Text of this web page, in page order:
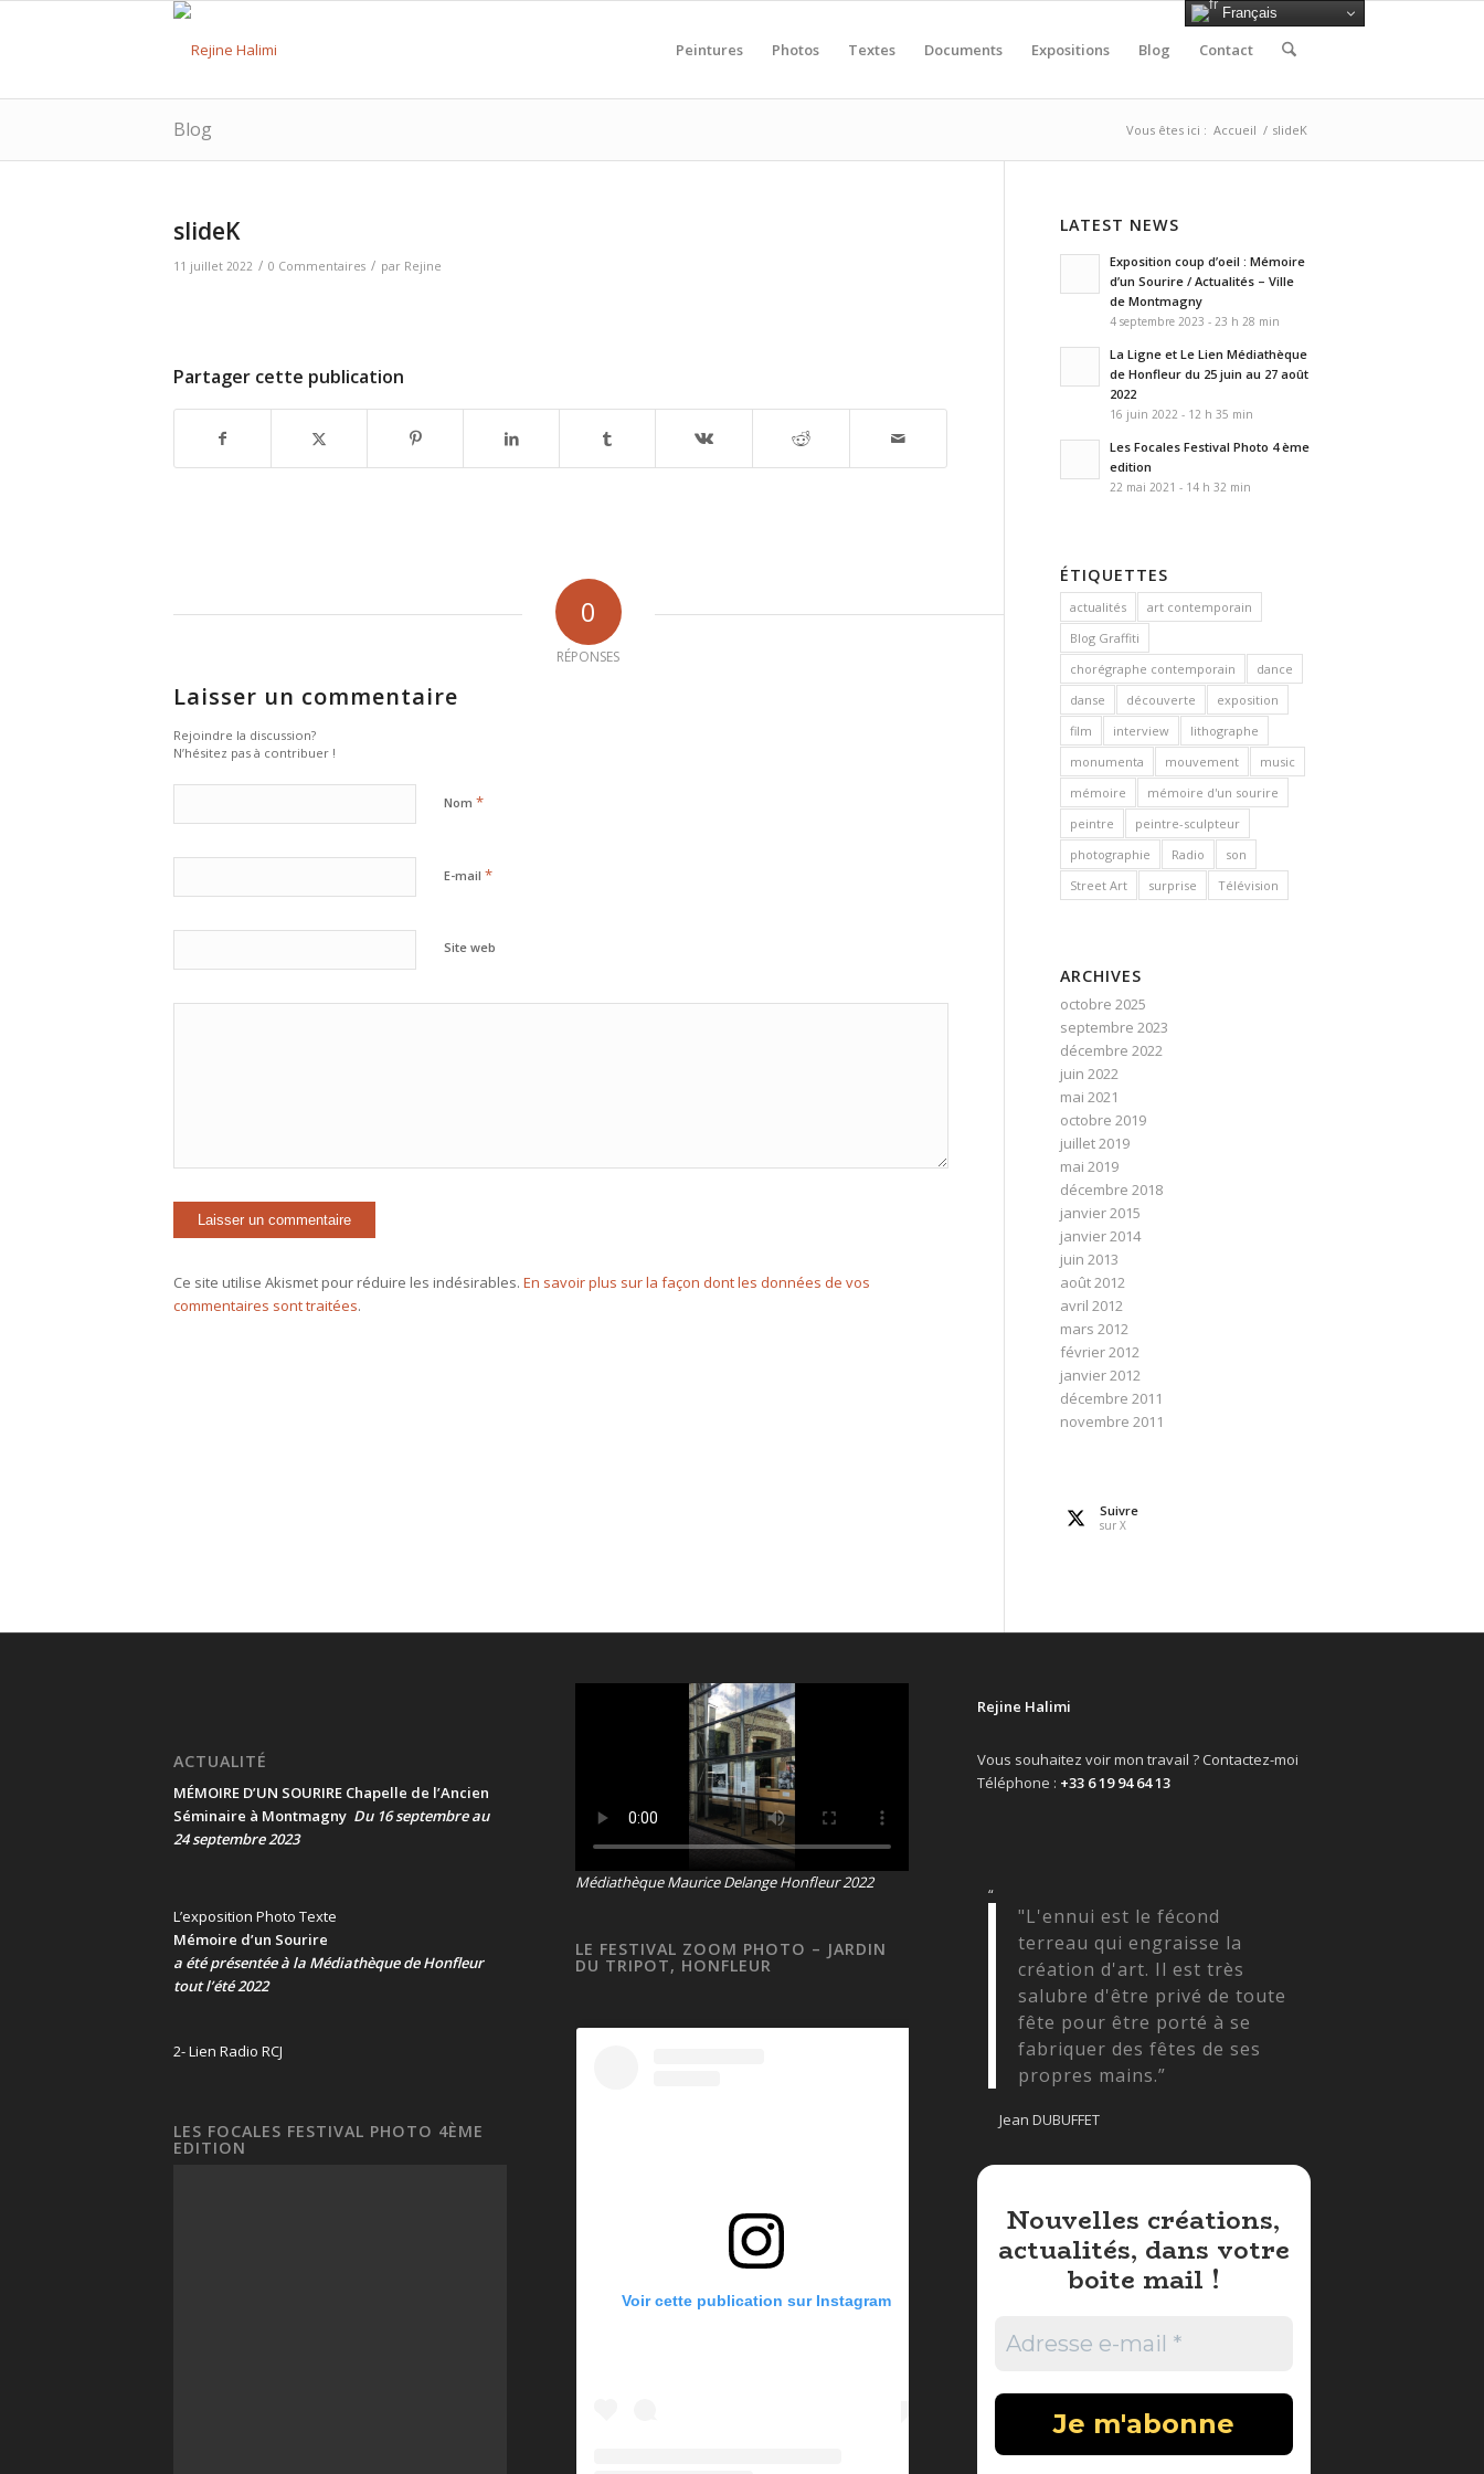
Peintures Photos Textes Documents Expositions Blog Contact
Blog Vous êtes ici : Accueil / slideK
slideK
11 juillet 2022 / 0 Commentaires / par Rejine
Partager cette publication
0
RÉPONSES
Laisser un commentaire
Rejoindre la discussion?
N’hésitez pas à contribuer !
Nom *
E-mail *
Site web
Ce site utilise Akismet pour réduire les indésirables. En savoir plus sur la façon dont les données de vos
commentaires sont traitées.
LATEST NEWS
Exposition coup d’oeil : Mémoire
d’un Sourire / Actualités – Ville
de Montmagny
4 septembre 2023 - 23 h 28 min
La Ligne et Le Lien Médiathèque
de Honfleur du 25 juin au 27 août
2022
16 juin 2022 - 12 h 35 min
Les Focales Festival Photo 4 ème
edition
22 mai 2021 - 14 h 32 min
ÉTIQUETTES
actualités
art contemporain
Blog Graffiti
chorégraphe contemporain
dance
danse
découverte
exposition
film
interview
lithographe
monumenta
mouvement
music
mémoire
mémoire d'un sourire
peintre
peintre-sculpteur
photographie
Radio
son
Street Art
surprise Télévision
ARCHIVES
octobre 2025
septembre 2023
décembre 2022
juin 2022
mai 2021
octobre 2019
juillet 2019
mai 2019
décembre 2018
janvier 2015
janvier 2014
juin 2013
août 2012
avril 2012
mars 2012
février 2012
janvier 2012
décembre 2011
novembre 2011
Suivre
sur X
ACTUALITÉ
MÉMOIRE D’UN SOURIRE Chapelle de l’Ancien
Séminaire à Montmagny Du 16 septembre au
24 septembre 2023
L’exposition Photo Texte
Mémoire d’un Sourire
a été présentéeà la Médiathèque de Honfleur
tout l’été 2022
2- Lien Radio RCJ
LES FOCALES FESTIVAL PHOTO 4ÈME
EDITION
Médiathèque Maurice Delange Honfleur 2022
LE FESTIVAL ZOOM PHOTO – JARDIN
DU TRIPOT, HONFLEUR
Voir cette publication sur Instagram
Rejine Halimi
Vous souhaitez voir mon travail ? Contactez-moi
Téléphone : +33 6 19 94 64 13
“
"L'ennui est le fécond
terreau qui engraisse la
création d'art. Il est très
salubre d'être privé de toute
fête pour être porté à se
fabriquer des fêtes de ses
propres mains.”
Jean DUBUFFET
Nouvelles créations,
actualités, dans votre
boite mail !
Français